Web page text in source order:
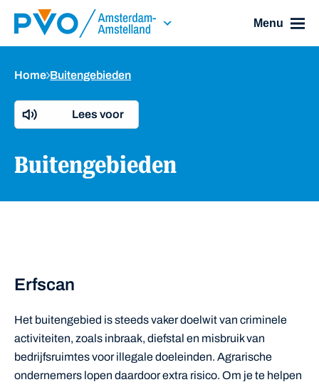
Skip Navigation or Skip to Content
Menu
Home Buitengebieden
Lees voor
Buitengebieden
Erfscan
Het buitengebied is steeds vaker doelwit van criminele
activiteiten, zoals inbraak, diefstal en misbruik van
bedrijfsruimtes voor illegale doeleinden. Agrarische
ondernemers lopen daardoor extra risico. Om je te helpen